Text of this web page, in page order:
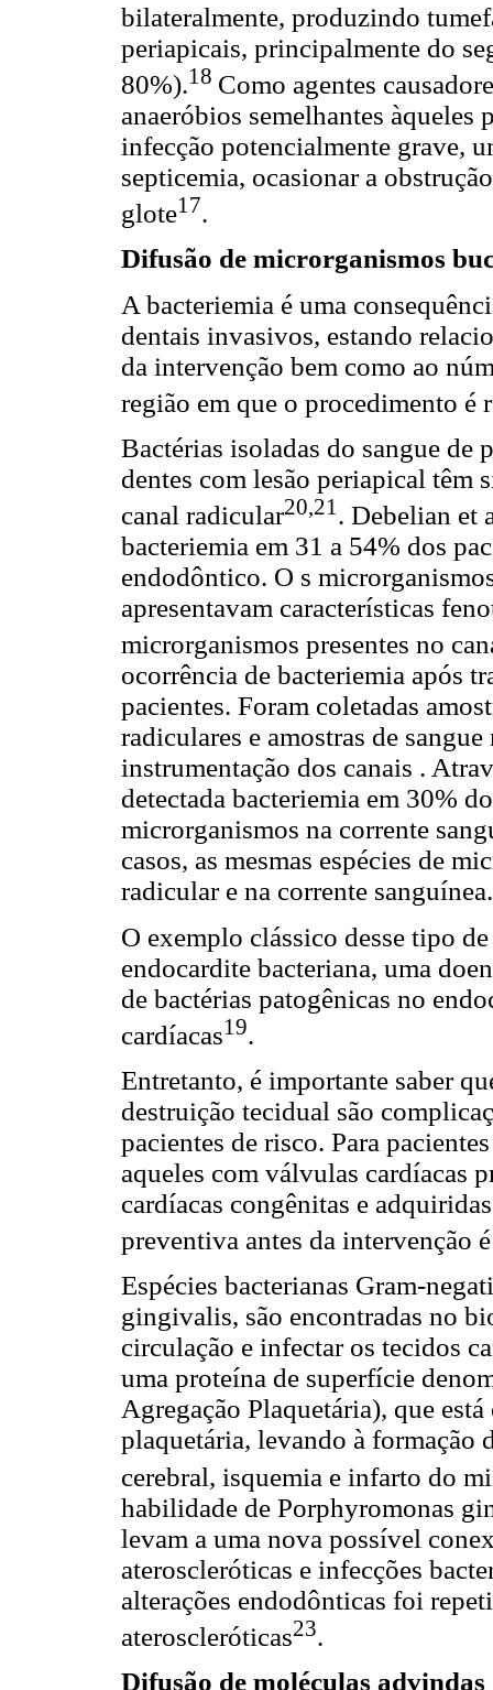
bilateralmente, produzindo
periapicais, principalmente do
80%).18 Como agentes
anaeróbios semelhantes àqueles
infecção potencialmente grave,
septicemia, ocasionar a
glote17.
Difusão de microrganismos
A bacteriemia é uma
dentais invasivos, estando
da intervenção bem como ao
região em que o procedimento é
Bactérias isoladas do sangue de
dentes com lesão periapical têm
canal radicular20,21 . Debelian et
bacteriemia em 31 a 54% dos
endodôntico. O s
apresentavam características
microrganismos presentes no
ocorrência de bacteriemia após
pacientes. Foram coletadas
radiculares e amostras de
instrumentação dos canais .
detectada bacteriemia em 30%
microrganismos na corrente
casos, as mesmas espécies de
radicular e na corrente sanguínea.
O exemplo clássico desse tipo
endocardite bacteriana, uma
de bactérias patogênicas no
cardíacas19.
Entretanto, é importante saber
destruição tecidual são
pacientes de risco. Para
aqueles com válvulas cardíacas
cardíacas congênitas e
preventiva antes da intervenção
Espécies bacterianas Gram-
gingivalis, são encontradas no
circulação e infectar os tecidos
uma proteína de superfície
Agregação Plaquetária), que
plaquetária, levando à formação
cerebral, isquemia e infarto do
habilidade de Porphyromonas
levam a uma nova possível
ateroscleróticas e infecções
alterações endodônticas foi
ateroscleróticas23.
Difusão de moléculas